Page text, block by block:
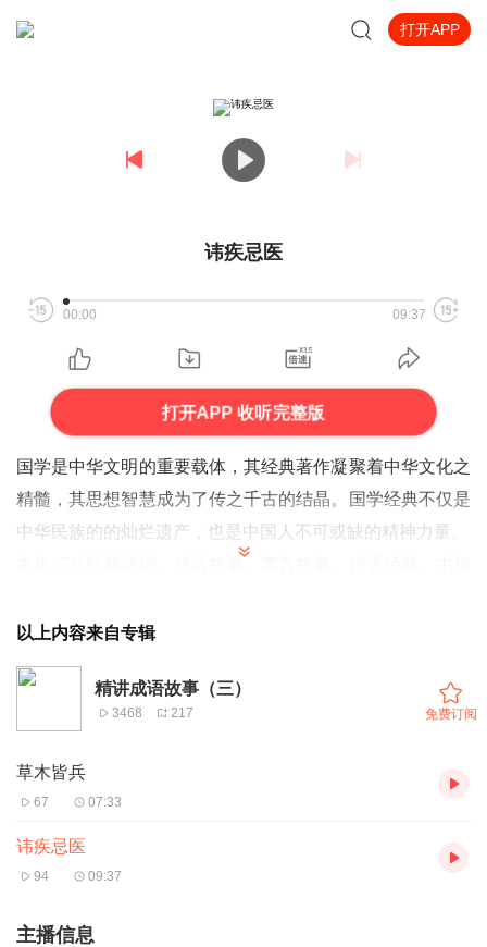
打开APP
讳疾忌医
00:00 09:37
打开APP 收听完整版
国学是中华文明的重要载体，其经典著作凝聚着中华文化之
精髓，其思想智慧成为了传之千古的结晶。国学经典不仅是
中华民族的的灿烂遗产，也是中国人不可或缺的精神力量。
化”，营造浓厚的国学经典环境，进一步弘扬国学文化。
以上内容来自专辑
精讲成语故事（三）
3468 217 免费订阅
草木皆兵
67 07:33
讳疾忌医
94 09:37
主播信息